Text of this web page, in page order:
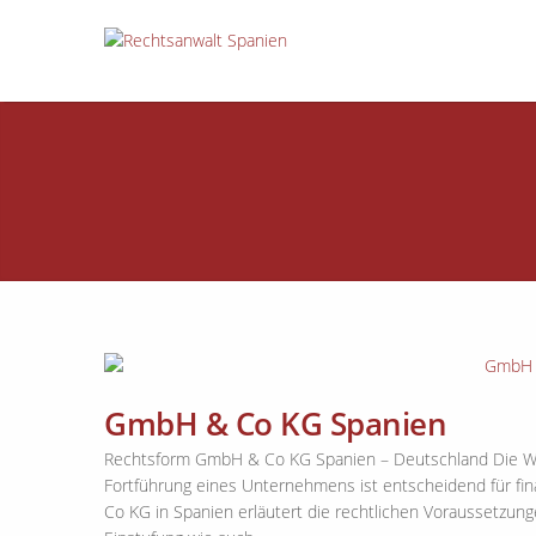
GmbH & Co KG Spanien
Rechtsform GmbH & Co KG Spanien – Deutschland Die
Fortführung eines Unternehmens ist entscheidend für
Co KG in Spanien erläutert die rechtlichen